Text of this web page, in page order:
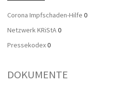
Corona Impfschaden-Hilfe 0
Netzwerk KRiStA0
Pressekodex0
DOKUMENTE